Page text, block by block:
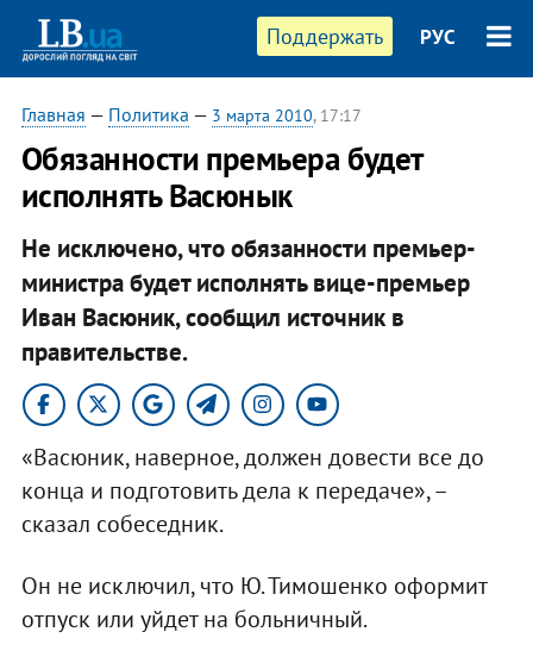
Поддержать РУС
Главная — Политика — 3 марта 2010, 17:17
Обязанности премьера будет
исполнять Васюнык
Не исключено, что обязанности премьер-
министра будет исполнять вице-премьер
Иван Васюник, сообщил источник в
правительстве.
«Васюник, наверное, должен довести все до
конца и подготовить дела к передаче», –
сказал собеседник.
Он не исключил, что Ю. Тимошенко оформит
отпуск или уйдет на больничный.